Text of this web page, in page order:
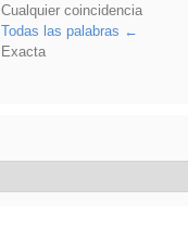
Cualquier coincidencia
Todas las palabras
Exacta